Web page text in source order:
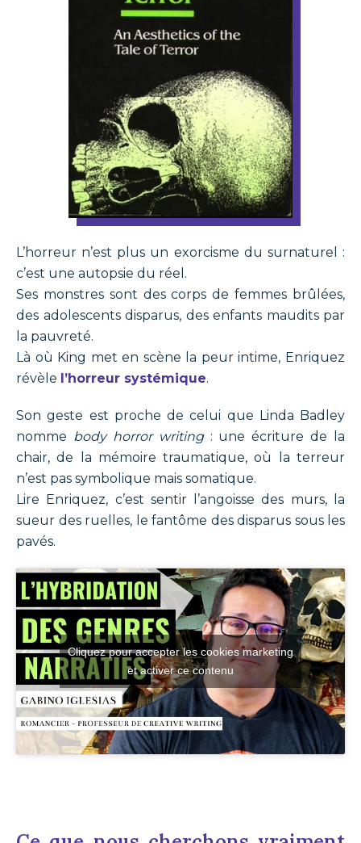
L’horreur n’est plus un exorcisme du surnaturel :
c’est une autopsie du réel.
Ses monstres sont des corps de femmes brûlées,
des adolescents disparus, des enfants maudits par
la pauvreté.
Là où King met en scène la peur intime, Enriquez
révèle l’horreur systémique.
Son geste est proche de celui que Linda Badley
nomme body horror writing: une écriture de la
chair, de la mémoire traumatique, où la terreur
n’est pas symbolique mais somatique.
Lire Enriquez, c’est sentir l’angoisse des murs, la
sueur des ruelles, le fantôme des disparus sous les
pavés.
Cliquez pour accepter les cookies marketing
et activer ce contenu